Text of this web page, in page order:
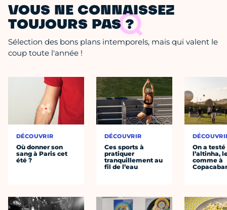
VOUS NE CONNAISSEZ
TOUJOURS PAS ?
Sélection des bons plans intemporels, mais qui valent le
coup toute l'année !
DÉCOUVRIR
Où donner son
sang à Paris cet
été ?
DÉCOUVRIR
Ces sports à
pratiquer
tranquillement au
fil de l’eau
On a testé
l’altinha,
comme à